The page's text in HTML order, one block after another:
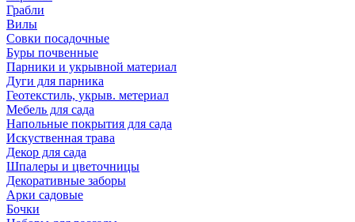
Грабли
Вилы
Совки посадочные
Буры почвенные
Парники и укрывной материал
Дуги для парника
Геотекстиль, укрыв. метериал
Мебель для сада
Напольные покрытия для сада
Искуственная трава
Декор для сада
Шпалеры и цветочницы
Декоративные заборы
Арки садовые
Бочки